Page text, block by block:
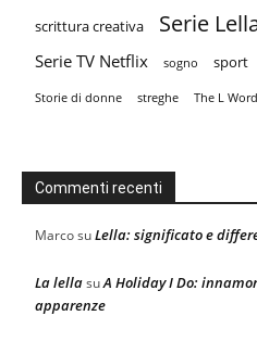
scrittura creativa Serie
Serie TV Netflix sogno sport
Storie di donne streghe The L Word
Commenti recenti
MarcosuLella: significato e
La lellasuA Holiday I Do:
apparenze